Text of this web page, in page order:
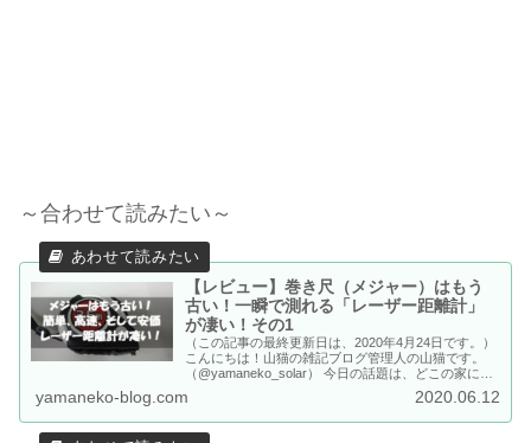
～合わせて読みたい～
【レビュー】巻き尺（メジャー）はもう
古い！一瞬で測れる「レーザー距離計」
が凄い！その1
（この記事の最終更新日は、2020年4月24日です。）
こんにちは！山猫の雑記ブログ管理人の山猫です。
（@yamaneko_solar） 今日の話題は、どこの家にも
あるメジャーのお話。 巻き尺とも言いますよね！物
差しでは測れない、ちょっと大きな物や、部屋の広さ
を測るときに使いますよね！ 子ども猫 引っ越しの時
も大活躍し...
yamaneko-blog.com 2020.06.12